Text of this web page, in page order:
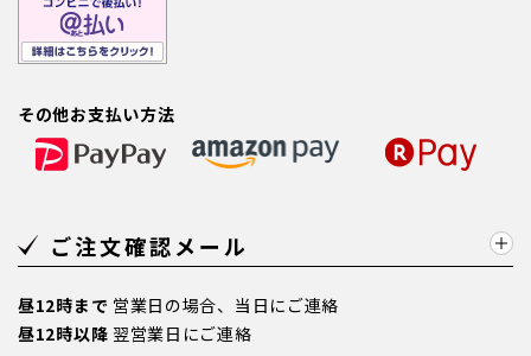
その他お支払い方法
ご注文確認メール
昼12時まで 営業日の場合、当日にご連絡
昼12時以降 翌営業日にご連絡